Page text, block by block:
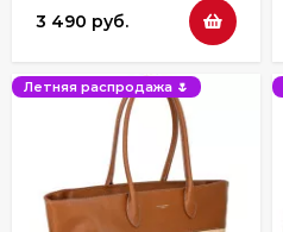
3 490 руб.
Летняя распродажа 🌷